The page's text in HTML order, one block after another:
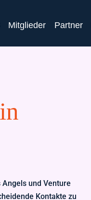
Mitglieder Partner
und Venture
Kontakte zu